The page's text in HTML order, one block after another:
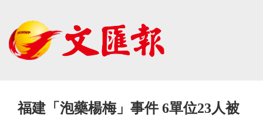
福建「泡藥楊梅」事件 6單位23人被